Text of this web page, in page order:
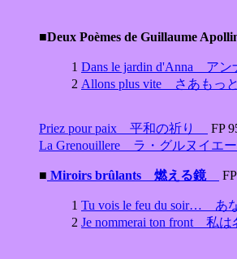
■Deux Poèmes de Guillaume
1 Dans le jardin d'Anna アン
2 Allons plus vite さあもっ
Priez pour paix 平和の祈り
FP
La Grenouillere ラ・グルヌイエ
■ Miroirs brûlants 燃える鏡
1 Tu vois le feu du soir… あ
2 Je nommerai ton front 私